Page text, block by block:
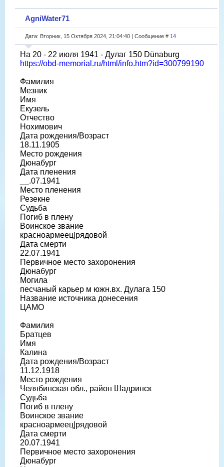
AgniWater71
Дата: Вторник, 15 Октября 2024, 21:04:40 | Сообщение # 14
На 20 - 22 июля 1941 - Дулаг 150 Dünaburg
https://obd-memorial.ru/html/info.htm?id=300799190
Фамилия
Мезник
Имя
Екузель
Отчество
Нохимович
Дата рождения/Возраст
18.11.1905
Место рождения
Дюнабург
Дата пленения
__.07.1941
Место пленения
Резекне
Судьба
Погиб в плену
Воинское звание
красноармеец|рядовой
Дата смерти
22.07.1941
Первичное место захоронения
Дюнабург
Могила
песчаный карьер м южн.вх. Дулага 150
Название источника донесения
ЦАМО
Фамилия
Братцев
Имя
Калина
Дата рождения/Возраст
11.12.1918
Место рождения
Челябинская обл., район Шадринск
Судьба
Погиб в плену
Воинское звание
красноармеец|рядовой
Дата смерти
20.07.1941
Первичное место захоронения
Дюнабург